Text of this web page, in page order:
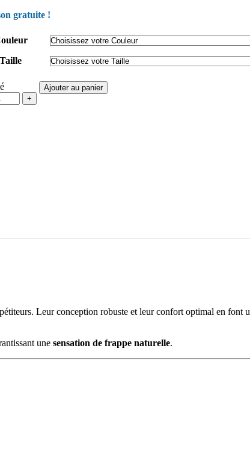
gratuite !
Taille
Ajouter au panier
Leur conception robuste et leur confort optimal en font
une sensation de frappe naturelle.